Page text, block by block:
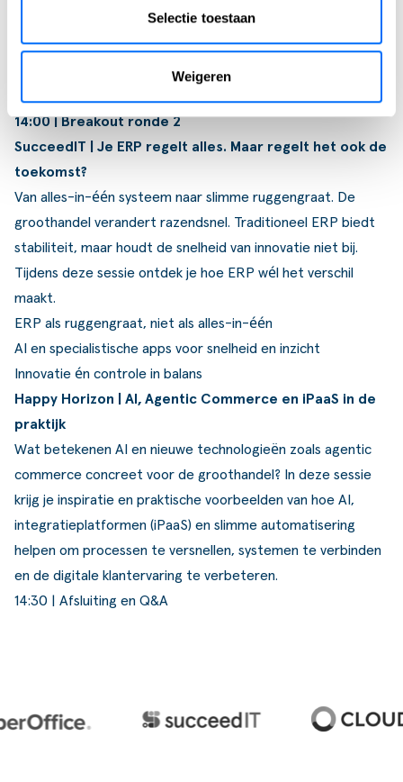
Selectie toestaan
Weigeren
hoe klantportalen, self-service en agentic commerce
samenwerken om klanten beter te ondersteunen,
processen te automatiseren en de B2B-klantreis te
14:00 | Breakout ronde 2
SucceedIT | Je ERP regelt alles. Maar regelt het ook de
toekomst?
Van alles-in-één systeem naar slimme ruggengraat. De
groothandel verandert razendsnel. Traditioneel ERP biedt
stabiliteit, maar houdt de snelheid van innovatie niet bij.
Tijdens deze sessie ontdek je hoe ERP wél het verschil
maakt.
ERP als ruggengraat, niet als alles-in-één
AI en specialistische apps voor snelheid en inzicht
Innovatie én controle in balans
Happy Horizon | AI, Agentic Commerce en iPaaS in de
praktijk
Wat betekenen AI en nieuwe technologieën zoals agentic
commerce concreet voor de groothandel? In deze sessie
krijg je inspiratie en praktische voorbeelden van hoe AI,
integratieplatformen (iPaaS) en slimme automatisering
helpen om processen te versnellen, systemen te verbinden
en de digitale klantervaring te verbeteren.
14:30 | Afsluiting en Q&A